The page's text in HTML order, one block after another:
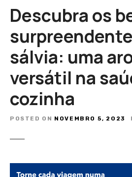
Descubra os
sálvia: uma
versátil na
cozinha
POSTED ON NOVEMBRO 5, 2023